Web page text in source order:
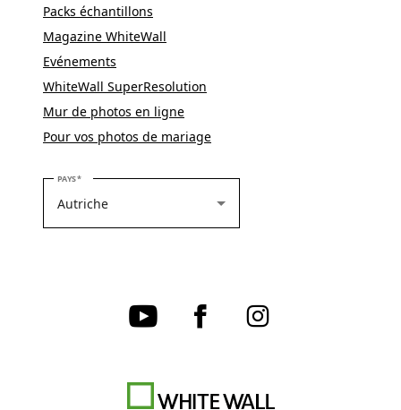
Packs échantillons
Magazine WhiteWall
Evénements
WhiteWall SuperResolution
Mur de photos en ligne
Pour vos photos de mariage
PAYSVEUILLEZ SÉLECTIONNER VOTRE PAYS